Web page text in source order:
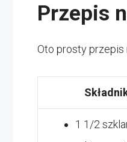
Przepis
Oto prosty przepis
1 1/2